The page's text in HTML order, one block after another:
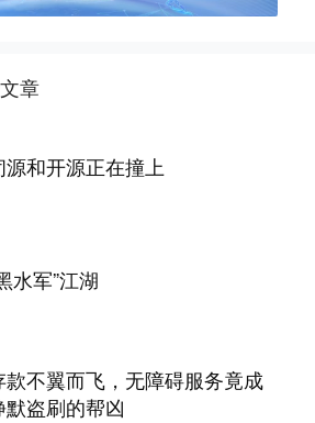
章
源和开源正在撞上
水军”江湖
款不翼而飞，无障碍服务竟成
默盗刷的帮凶